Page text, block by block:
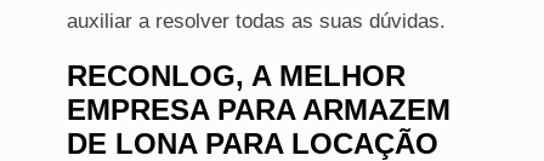
auxiliar a resolver todas as suas dúvidas.
RECONLOG, A MELHOR
EMPRESA PARA ARMAZEM
DE LONA PARA LOCAÇÃO